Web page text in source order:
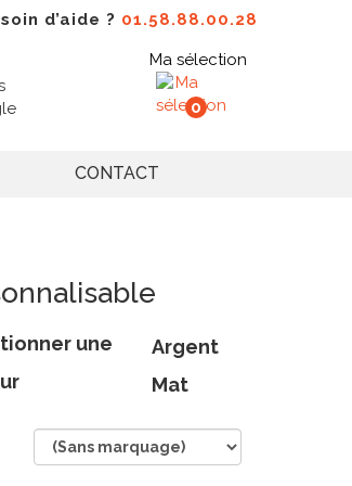
d’aide ? 01.58.88.00.28
Ma sélection
0
CONTACT
une
Argent
Mat